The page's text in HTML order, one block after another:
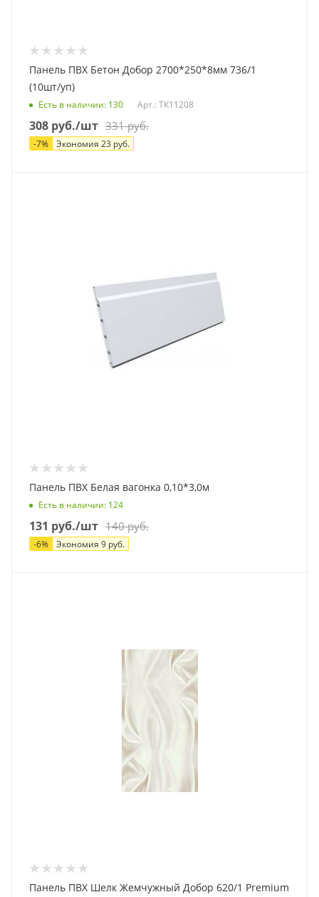
Панель ПВХ Бетон Добор 2700*250*8мм 736/1
(10шт/уп)
Есть в наличии: 130 Арт.: ТК11208
308 руб./шт 331руб.
-7% Экономия 23 руб.
Панель ПВХ Белая вагонка 0,10*3,0м
Есть в наличии: 124
131 руб./шт 140руб.
-6% Экономия 9 руб.
Панель ПВХ Шелк Жемчужный Добор 620/1 Premium